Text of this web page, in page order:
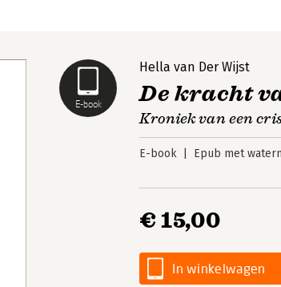
E-book
Hella van Der Wijst
De kracht
Kroniek van een
E-book Epub met
€ 15,00
In winkelwagen